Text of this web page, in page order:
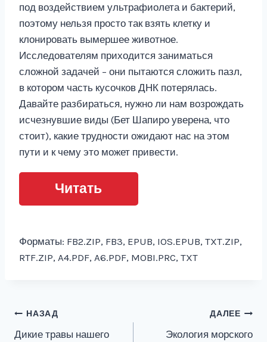
под воздействием ультрафиолета и бактерий,
поэтому нельзя просто так взять клетку и
клонировать вымершее животное.
Исследователям приходится заниматься
сложной задачей – они пытаются сложить пазл,
в котором часть кусочков ДНК потерялась.
Давайте разбираться, нужно ли нам возрождать
исчезнувшие виды (Бет Шапиро уверена, что
стоит), какие трудности ожидают нас на этом
пути и к чему это может привести.
Читать
Форматы: FB2.ZIP, FB3, EPUB, IOS.EPUB, TXT.ZIP,
RTF.ZIP, A4.PDF, A6.PDF, MOBI.PRC, TXT
Навигация
по
НАЗАД
Дикие травы нашего
ДАЛЕЕ
Экология морского